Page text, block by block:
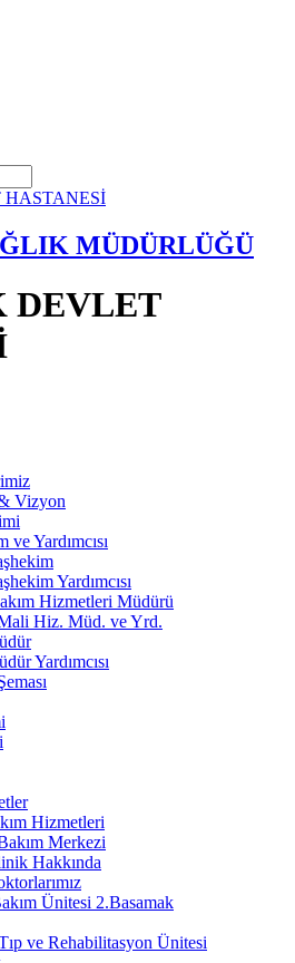
MÜDÜRLÜĞÜ
DEVLET
Vizyon
ve Yardımcısı
Yardımcısı
Hizmetleri Müdürü
Hiz. Müd. ve Yrd.
Yardımcısı
Hizmetleri
Merkezi
Hakkında
Ünitesi 2.Basamak
ve Rehabilitasyon Ünitesi